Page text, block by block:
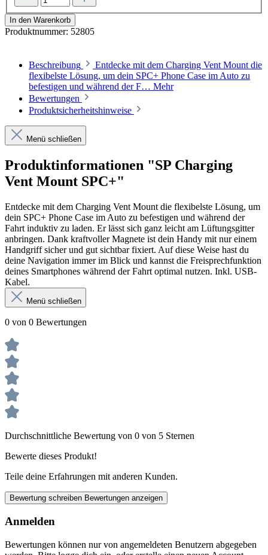
In den Warenkorb
Produktnummer: 52805
Beschreibung
Entdecke mit dem Charging Vent Mount die
flexibelste Lösung, um dein SPC+ Phone Case im Auto zu
befestigen und während der F… Mehr
Bewertungen
Produktsicherheitshinweise
Menü schließen
Produktinformationen "SP Charging
Vent Mount SPC+"
Entdecke mit dem Charging Vent Mount die flexibelste Lösung, um
dein SPC+ Phone Case im Auto zu befestigen und während der
Fahrt induktiv zu laden. Er lässt sich ganz leicht am Lüftungsgitter
anbringen. Dank kraftvoller Magnete ist dein Handy mit nur einem
Handgriff sicher und gut sichtbar fixiert. Auf diese Weise hast du
deine Navigation immer im Blick und kannst die Freisprechfunktion
deines Smartphones während der Fahrt optimal nutzen. Inkl. USB-
Kabel.
Menü schließen
0 von 0 Bewertungen
Durchschnittliche Bewertung von 0 von 5 Sternen
Bewerte dieses Produkt!
Teile deine Erfahrungen mit anderen Kunden.
Bewertung schreiben Bewertungen anzeigen
Anmelden
Bewertungen können nur von angemeldeten Benutzern abgegeben